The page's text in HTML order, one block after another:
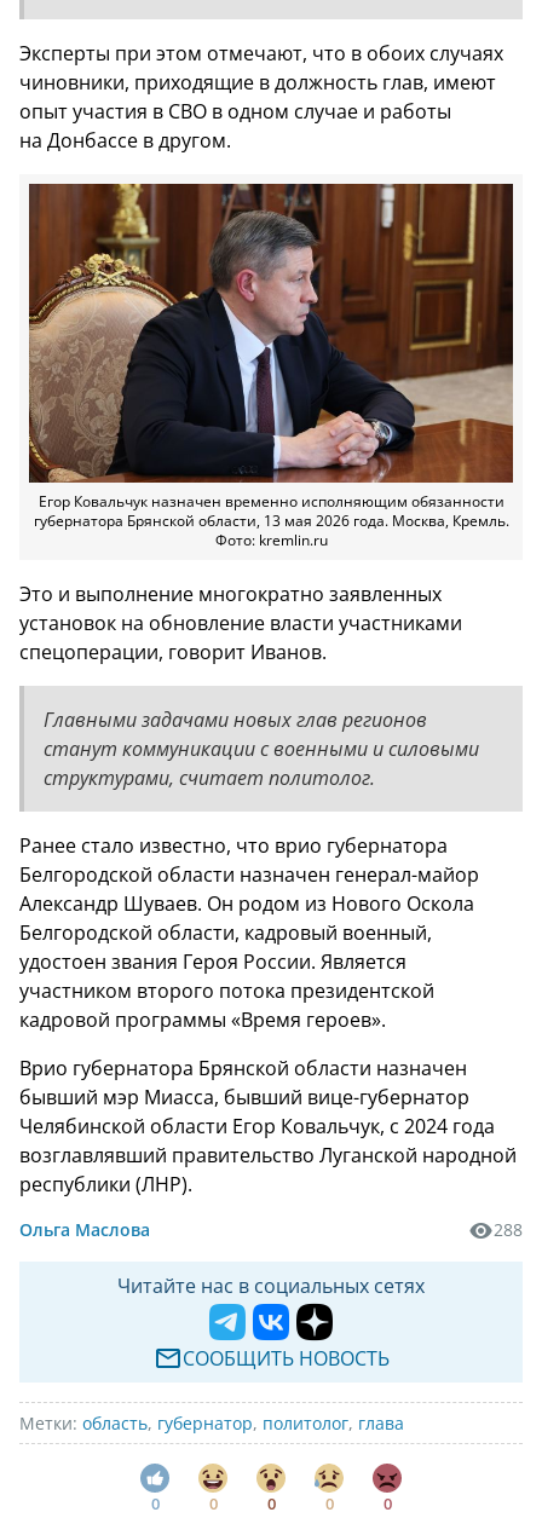
Эксперты при этом отмечают, что в обоих случаях
чиновники, приходящие в должность глав, имеют
опыт участия в СВО в одном случае и работы
на Донбассе в другом.
Егор Ковальчук назначен временно исполняющим обязанности
губернатора Брянской области, 13 мая 2026 года. Москва, Кремль.
Фото: kremlin.ru
Это и выполнение многократно заявленных
установок на обновление власти участниками
спецоперации, говорит Иванов.
Главными задачами новых глав регионов
станут коммуникации с военными и силовыми
структурами, считает политолог.
Ранее стало известно, что врио губернатора
Белгородской области назначен генерал-майор
Александр Шуваев. Он родом из Нового Оскола
Белгородской области, кадровый военный,
удостоен звания Героя России. Является
участником второго потока президентской
кадровой программы «Время героев».
Врио губернатора Брянской области назначен
бывший мэр Миасса, бывший вице-губернатор
Челябинской области Егор Ковальчук, с 2024 года
возглавлявший правительство Луганской народной
республики (ЛНР).
Ольга Маслова 288
Читайте нас в социальных сетях
СООБЩИТЬ НОВОСТЬ
Метки: область, губернатор, политолог, глава
0 0 0 0 0